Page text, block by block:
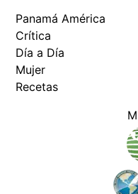
Panamá América
Crítica
Día a Día
Mujer
Recetas